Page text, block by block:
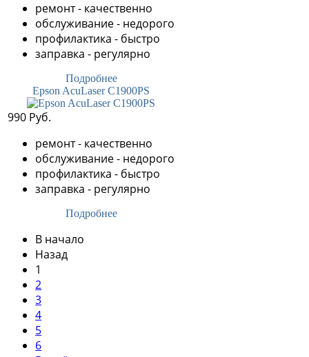
ремонт - качественно
обслуживание - недорого
профилактика - быстро
заправка - регулярно
Подробнее
Epson AcuLaser C1900PS
990 Руб.
ремонт - качественно
обслуживание - недорого
профилактика - быстро
заправка - регулярно
Подробнее
В начало
Назад
1
2
3
4
5
6